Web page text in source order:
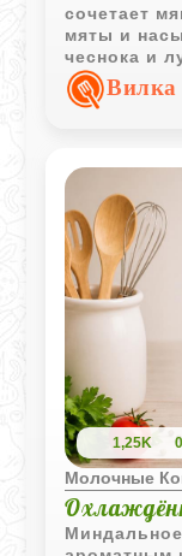
сочетает
мяты и
чеснока и
Вилка
1,25K 0
Молочные